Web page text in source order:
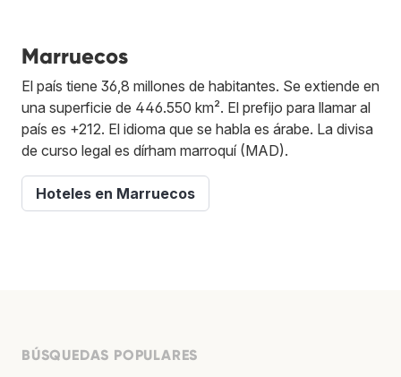
Marruecos
El país tiene 36,8 millones de habitantes. Se extiende en
una superficie de 446.550 km². El prefijo para llamar al
país es +212. El idioma que se habla es árabe. La divisa
de curso legal es dírham marroquí (MAD).
Hoteles en Marruecos
BÚSQUEDAS POPULARES